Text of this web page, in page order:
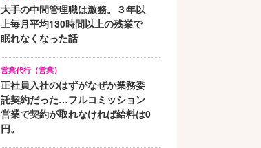
大手の中間管理職は激務。３年以
上毎月平均130時間以上の残業で
眠れなくなった話
営業代行（営業）
正社員入社のはずがなぜか業務委
託契約だった…フルコミッション
営業で契約が取れなければ給料は0
円。